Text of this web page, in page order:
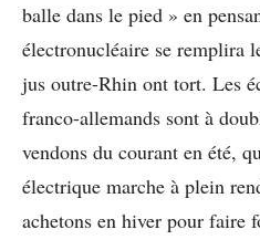
balle dans le pied » en
électronucléaire se remplira
jus outre-Rhin ont tort. Les
franco-allemands sont à
vendons du courant en été,
électrique marche à plein
achetons en hiver pour faire